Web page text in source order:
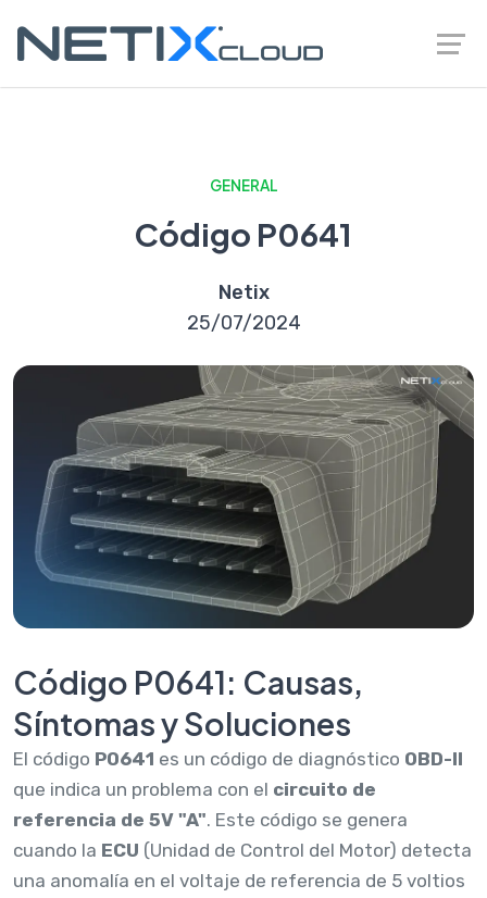
GENERAL
Código P0641
Netix
25/07/2024
Código P0641: Causas,
Síntomas y Soluciones
El código P0641 es un código de diagnóstico OBD-II
que indica un problema con el circuito de
referencia de 5V "A". Este código se genera
cuando la ECU (Unidad de Control del Motor) detecta
una anomalía en el voltaje de referencia de 5 voltios